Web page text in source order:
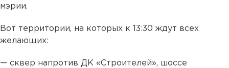
мэрии.
Вот территории, на которых к 13:30 ждут всех
желающих:
— сквер напротив ДК «Строителей», шоссе